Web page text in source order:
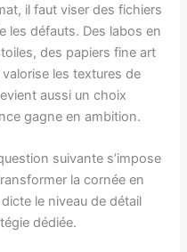
il faut viser des fichiers
les défauts. Des labos en
des papiers fine art
les textures de
aussi un choix
gagne en ambition.
suivante s’impose
la cornée en
le niveau de détail
dédiée.